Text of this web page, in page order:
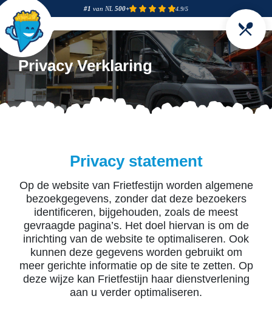
#1 van NL 500+ 4.9/5
Privacy Verklaring
Privacy statement
Op de website van Frietfestijn worden algemene
bezoekgegevens, zonder dat deze bezoekers
identificeren, bijgehouden, zoals de meest
gevraagde pagina’s. Het doel hiervan is om de
inrichting van de website te optimaliseren. Ook
kunnen deze gegevens worden gebruikt om
meer gerichte informatie op de site te zetten. Op
deze wijze kan Frietfestijn haar dienstverlening
aan u verder optimaliseren.